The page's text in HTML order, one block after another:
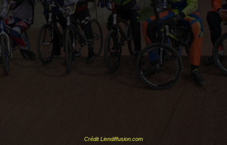
Crédit Liendiffusion.com